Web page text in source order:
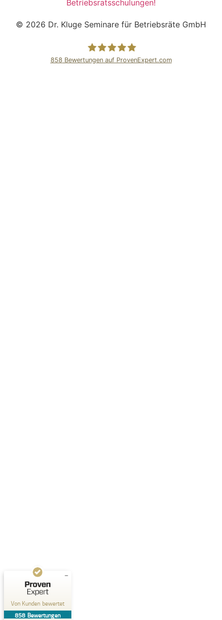
Betriebsratsschulungen!
© 2026 Dr. Kluge Seminare für Betriebsräte GmbH
858 Bewertungen auf ProvenExpert.com
Von Kunden bewertet
858 Bewertungen
659
Bewertungen von
anderen Quellen
Blick aufs ProvenExpert-Profil werfen